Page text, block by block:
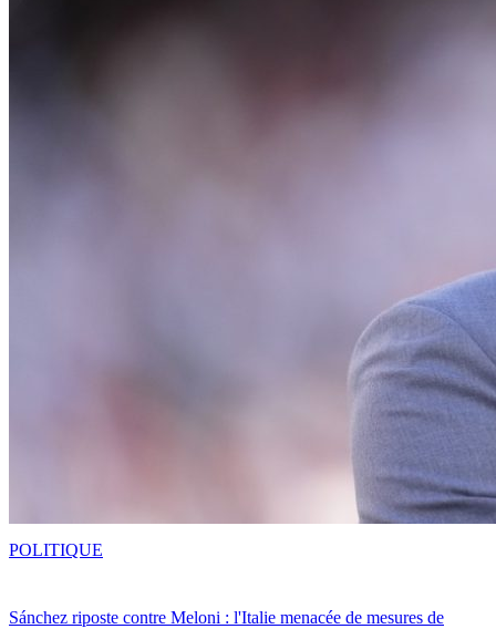
Sánchez riposte contre Meloni : l'Italie menacée de mesures de
POLITIQUE